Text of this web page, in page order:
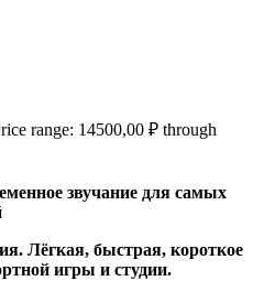
range: 14500,00 ₽ through
звучание для самых
Лёгкая, быстрая, короткое
игры и студии.